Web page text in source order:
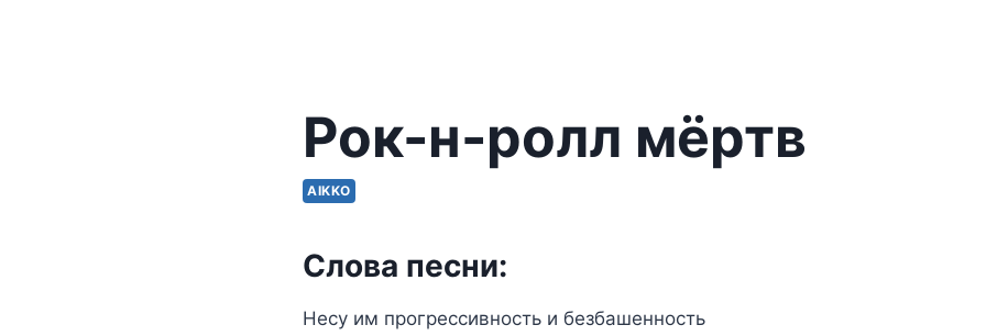
Рок-н-ролл мёртв
AIKKO
Слова песни:
Несу им прогрессивность и безбашенность